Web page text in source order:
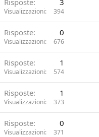
Risposte 3
Visualizzazioni 394
Risposte 0
Visualizzazioni 676
Risposte 1
Visualizzazioni 574
Risposte 1
Visualizzazioni 373
Risposte 0
Visualizzazioni 371